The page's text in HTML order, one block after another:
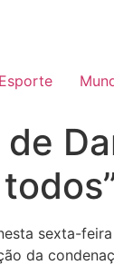
Esporte
sexta-
da